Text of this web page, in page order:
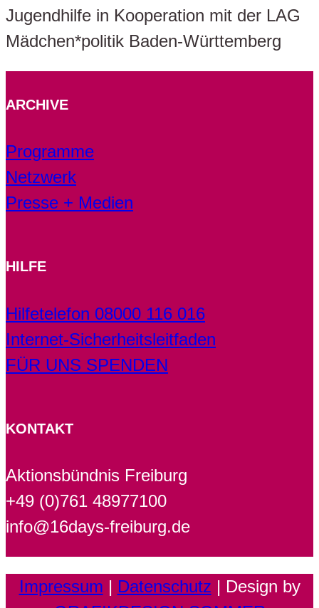
Jugendhilfe in Kooperation mit der LAG
Mädchen*politik Baden-Württemberg
ARCHIVE
Programme
Netzwerk
Presse + Medien
HILFE
Hilfetelefon 08000 116 016
Internet-Sicherheitsleitfaden
FÜR UNS SPENDEN
KONTAKT
Aktionsbündnis Freiburg
+49 (0)761 48977100
info@16days-freiburg.de
Impressum | Datenschutz | Design by